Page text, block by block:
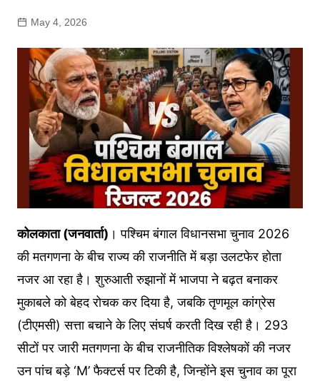
May 4, 2026
कोलकाता (जनवार्ता) । पश्चिम बंगाल विधानसभा चुनाव 2026
की मतगणना के बीच राज्य की राजनीति में बड़ा उलटफेर होता
नजर आ रहा है। शुरुआती रुझानों में भाजपा ने बढ़त बनाकर
मुकाबले को बेहद रोचक कर दिया है, जबकि तृणमूल कांग्रेस
(टीएमसी) सत्ता बचाने के लिए संघर्ष करती दिख रही है। 293
सीटों पर जारी मतगणना के बीच राजनीतिक विश्लेषकों की नजर
उन पांच बड़े ‘M’ फैक्टर्स पर टिकी है, जिन्होंने इस चुनाव का पूरा